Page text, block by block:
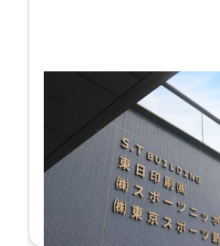
DX推進で目指す、新
お客様の声